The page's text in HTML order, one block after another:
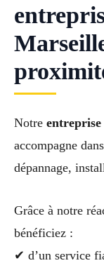
Notre
accompagne
dépannage,
Grâce à notre
bénéficiez :
✔ d’un service